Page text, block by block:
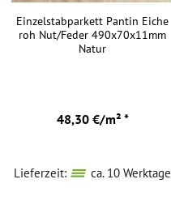
Einzelstabparkett Pantin Eiche
roh Nut/Feder 490x70x11mm
Natur
48,30 €/m² *
Lieferzeit: ca. 10 Werktage